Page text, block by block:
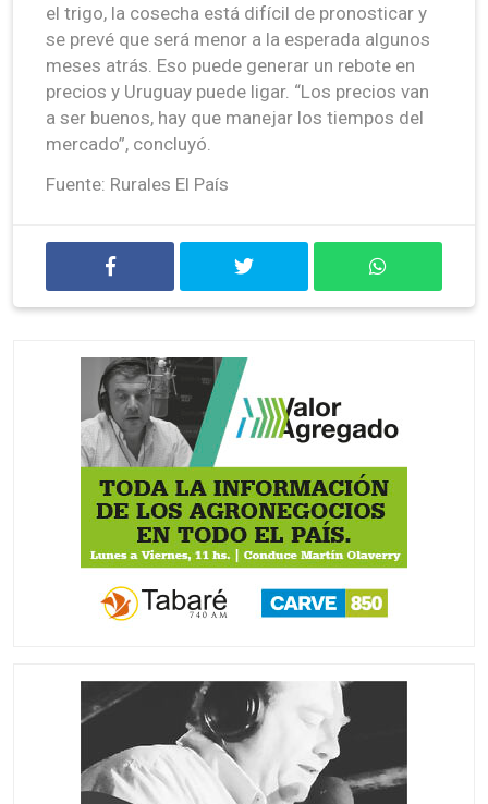
el trigo, la cosecha está difícil de pronosticar y
se prevé que será menor a la esperada algunos
meses atrás. Eso puede generar un rebote en
precios y Uruguay puede ligar. “Los precios van
a ser buenos, hay que manejar los tiempos del
mercado”, concluyó.
Fuente: Rurales El País